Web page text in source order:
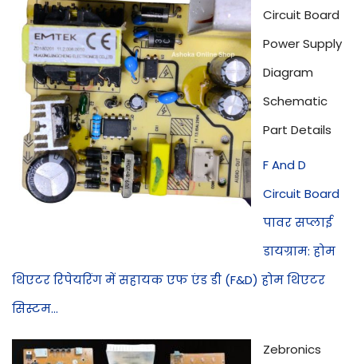
Circuit Board
Power Supply
Diagram
Schematic
Part Details
F And D
Circuit Board
पावर सप्लाई
डायग्राम: होम
थिएटर रिपेयरिंग में सहायक एफ एंड डी (F&D) होम थिएटर
सिस्टम...
Zebronics